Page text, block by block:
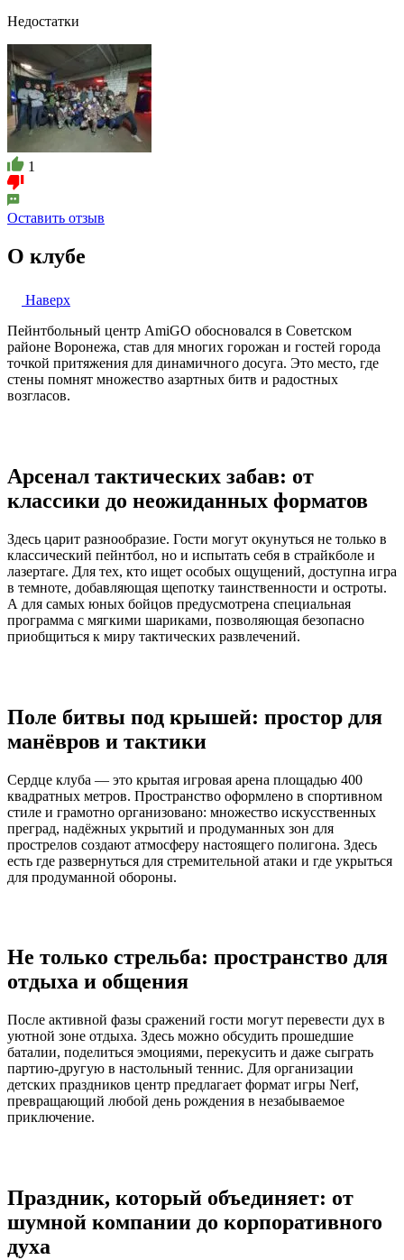
Недостатки
1
Оставить отзыв
О клубе
Наверх
Пейнтбольный центр AmiGO обосновался в Советском
районе Воронежа, став для многих горожан и гостей города
точкой притяжения для динамичного досуга. Это место, где
стены помнят множество азартных битв и радостных
возгласов.
Арсенал тактических забав: от
классики до неожиданных форматов
Здесь царит разнообразие. Гости могут окунуться не только в
классический пейнтбол, но и испытать себя в страйкболе и
лазертаге. Для тех, кто ищет особых ощущений, доступна игра
в темноте, добавляющая щепотку таинственности и остроты.
А для самых юных бойцов предусмотрена специальная
программа с мягкими шариками, позволяющая безопасно
приобщиться к миру тактических развлечений.
Поле битвы под крышей: простор для
манёвров и тактики
Сердце клуба — это крытая игровая арена площадью 400
квадратных метров. Пространство оформлено в спортивном
стиле и грамотно организовано: множество искусственных
преград, надёжных укрытий и продуманных зон для
прострелов создают атмосферу настоящего полигона. Здесь
есть где развернуться для стремительной атаки и где укрыться
для продуманной обороны.
Не только стрельба: пространство для
отдыха и общения
После активной фазы сражений гости могут перевести дух в
уютной зоне отдыха. Здесь можно обсудить прошедшие
баталии, поделиться эмоциями, перекусить и даже сыграть
партию-другую в настольный теннис. Для организации
детских праздников центр предлагает формат игры Nerf,
превращающий любой день рождения в незабываемое
приключение.
Праздник, который объединяет: от
шумной компании до корпоративного
духа